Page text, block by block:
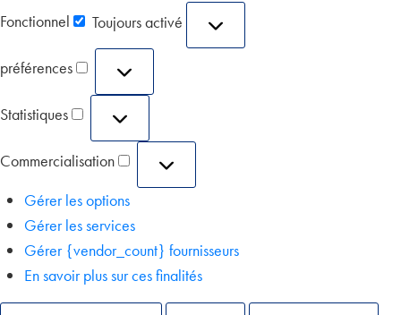
Fonctionnel
Toujours activé
préférences
Statistiques
Commercialisation
Gérer les options
Gérer les services
Gérer {vendor_count} fournisseurs
En savoir plus sur ces finalités